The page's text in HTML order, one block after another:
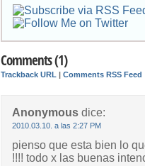
Comments (1)
Trackback URL | Comments RSS Feed
Anonymous dice:
2010.03.10. a las 2:27 PM
pienso que esta bien lo
!!!! todo x las buenas